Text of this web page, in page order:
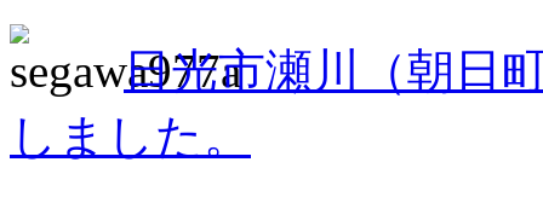
日光市瀬川（朝日
しました。